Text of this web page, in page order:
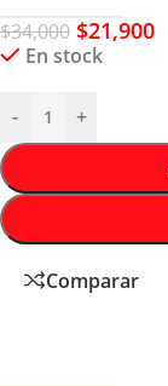
$34,000 $21,900
En stock
- +
Comparar